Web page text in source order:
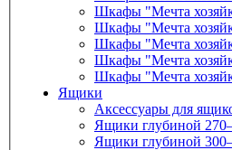
Шкафы "Мечта
Шкафы "Мечта
Шкафы "Мечта
Шкафы "Мечта
Ящики
Аксессуары для
Ящики глубиной
Ящики глубиной